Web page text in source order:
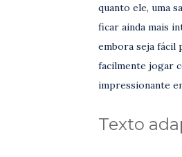
quanto ele, uma
ficar ainda mais
embora seja fácil
facilmente jogar
impressionante
Texto